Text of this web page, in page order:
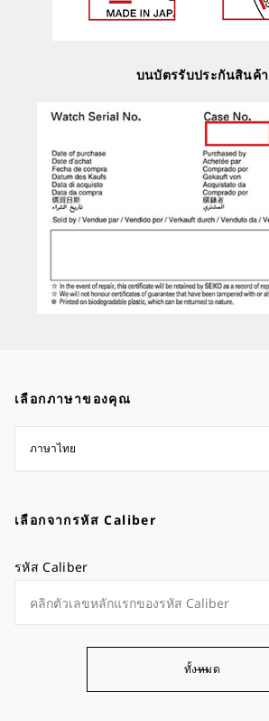
บนบัตรรับประกันสินค้า
เลือกภาษาของคุณ
เลือกจากรหัส Caliber
รหัส Caliber
ทั้งหมด